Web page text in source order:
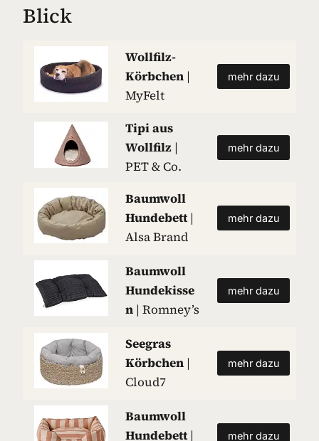
Blick
Wollfilz-
Körbchen |
MyFelt
mehr dazu
Tipi aus
Wollfilz |
PET & Co.
mehr dazu
Baumwoll
Hundebett |
Alsa Brand
mehr dazu
Baumwoll
Hundekisse
n | Romney’s
mehr dazu
Seegras
Körbchen |
Cloud7
mehr dazu
Baumwoll
Hundebett|
mehr dazu